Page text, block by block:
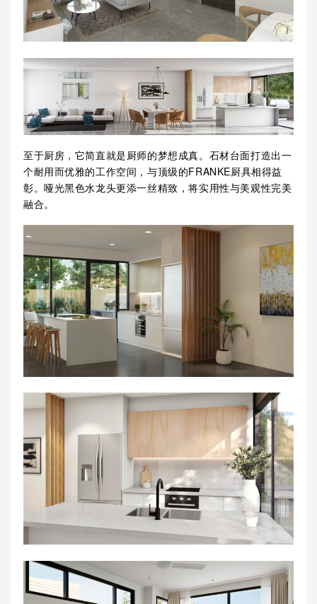
至于厨房，它简直就是厨师的梦想成真。石材台面打造出一
个耐用而优雅的工作空间，与顶级的FRANKE厨具相得益
彰。哑光黑色水龙头更添一丝精致，将实用性与美观性完美
融合。